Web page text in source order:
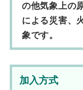
の他気象上の
による災害、
象です。
加入方式